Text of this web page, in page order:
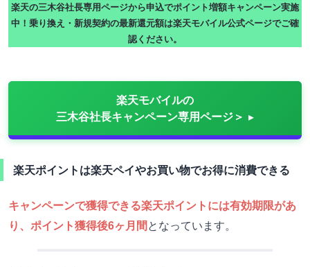
楽天の三木谷社長専用ページから申込でポイント増額キャンペーン実施
中！乗り換え・新規契約の最新還元額は楽天モバイル公式ページでご確
認ください。
楽天モバイルの
三木谷社長キャンペーン専用ページ＞
楽天ポイントは楽天ペイやお買い物でお得に消費できる
キャンペーンで獲得できる楽天ポイントには有効期限があ
り、ポイント獲得後6ヶ月間となっています。